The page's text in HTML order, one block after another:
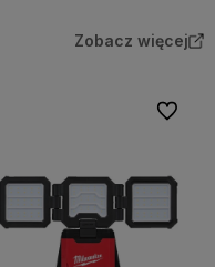
Zobacz więcej
Do